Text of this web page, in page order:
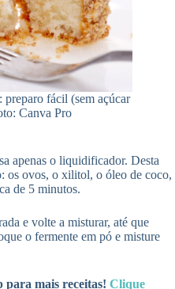
fácil (sem açúcar
Canva Pro
apenas o liquidificador. Desta
os ovos, o xilitol, o óleo de coco,
de 5 minutos.
e volte a misturar, até que
o fermente em pó e misture
para mais receitas! Clique